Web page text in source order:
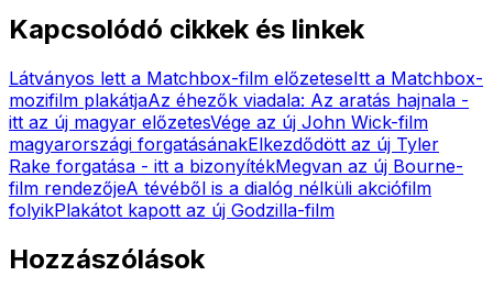
Kapcsolódó cikkek és linkek
Látványos lett a Matchbox-film előzeteseItt a Matchbox-
mozifilm plakátjaAz éhezők viadala: Az aratás hajnala -
itt az új magyar előzetesVége az új John Wick-film
magyarországi forgatásánakElkezdődött az új Tyler
Rake forgatása - itt a bizonyítékMegvan az új Bourne-
film rendezőjeA tévéből is a dialóg nélküli akciófilm
folyikPlakátot kapott az új Godzilla-film
Hozzászólások